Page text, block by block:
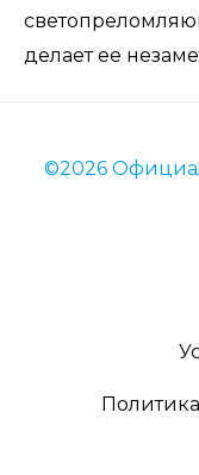
делает ее
©2026